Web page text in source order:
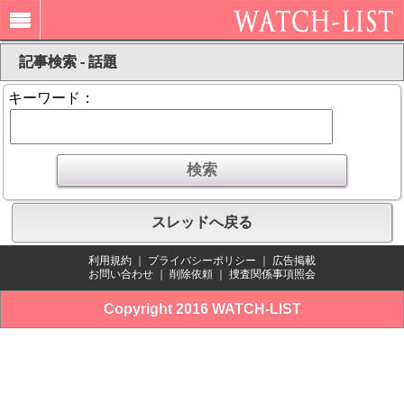
記事検索 - 話題
キーワード：
スレッドへ戻る
利用規約 プライバシーポリシー
広告掲載
お問い合わせ
削除依頼 捜査関係事項照会
Copyright 2016 WATCH-LIST